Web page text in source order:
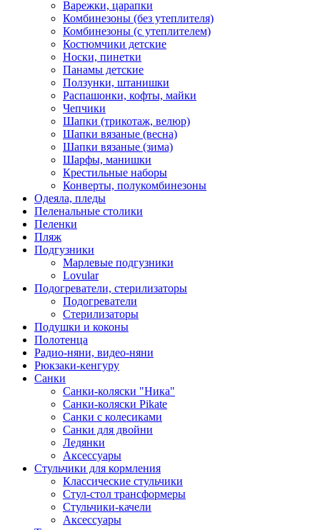
Варежки, царапки
Комбинезоны (без утеплителя)
Комбинезоны (с утеплителем)
Костюмчики детские
Носки, пинетки
Панамы детские
Ползунки, штанишки
Распашонки, кофты, майки
Чепчики
Шапки (трикотаж, велюр)
Шапки вязаные (весна)
Шапки вязаные (зима)
Шарфы, манишки
Крестильные наборы
Конверты, полукомбинезоны
Одеяла, пледы
Пеленальные столики
Пеленки
Пляж
Подгузники
Марлевые подгузники
Lovular
Подогреватели, стерилизаторы
Подогреватели
Стерилизаторы
Подушки и коконы
Полотенца
Радио-няни, видео-няни
Рюкзаки-кенгуру
Санки
Санки-коляски "Ника"
Санки-коляски Pikate
Санки с колесиками
Санки для двойни
Ледянки
Аксессуары
Стульчики для кормления
Классические стульчики
Стул-стол трансформеры
Стульчики-качели
Аксессуары